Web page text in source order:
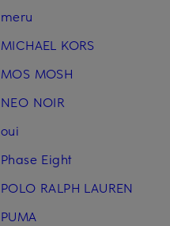
meru
MICHAEL KORS
MOS MOSH
NEO NOIR
oui
Phase Eight
POLO RALPH LAUREN
PUMA